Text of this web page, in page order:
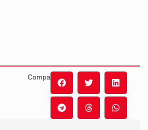
Compartilhe: